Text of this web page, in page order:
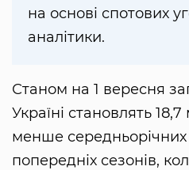
на основі спотових
аналітики.
Станом на 1 вересня
Україні становлять
менше середньорічних
попередніх сезонів,